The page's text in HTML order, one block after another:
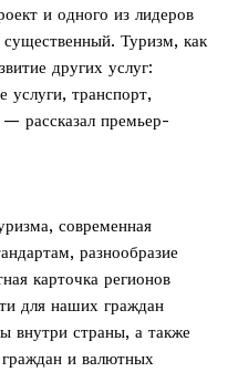
и одного из лидеров
Туризм, как
других услуг:
услуги, транспорт,
рассказал премьер-
современная
разнообразие
карточка регионов
для наших граждан
внутри страны, а также
и валютных